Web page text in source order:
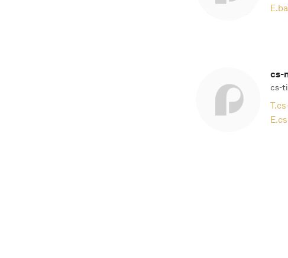
E.
cs-
cs-
T.
E.